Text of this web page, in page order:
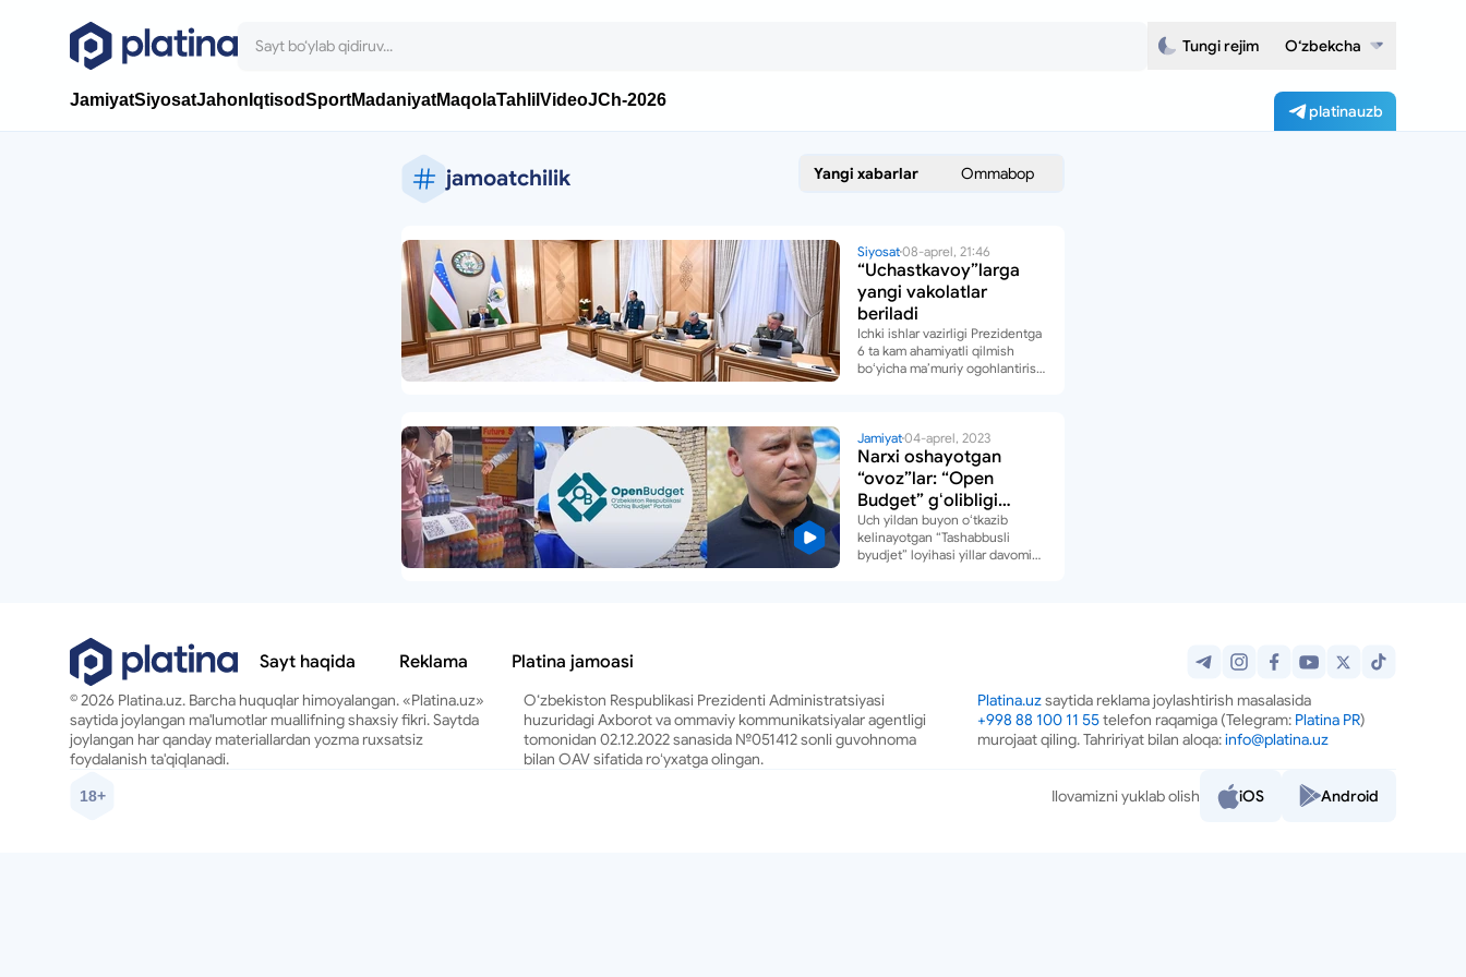
Tungi rejim O‘zbekcha
JamiyatSiyosatJahon IqtisodSportMadaniyatMaqolaTahlil VideoJCh-2026
platinauzb
jamoatchilik Yangi xabarlar Ommabop
Siyosat08-aprel, 21:46
“Uchastkavoy”larga
yangi vakolatlar
beriladi
Ichki ishlar vazirligi Prezidentga
6 ta kam ahamiyatli qilmish
boʻyicha maʼmuriy ogohlantirish
Jamiyat04-aprel, 2023
Narxi oshayotgan
“ovoz”lar: “Open
Budget” gʻolibligi
uchun “kimoʻzar”
haqida
Uch yildan buyon oʻtkazib
kelinayotgan “Tashabbusli
byudjet” loyihasi yillar davomida
takliflar koʻp, gʻoliblikka
daʼvogarlar ham. Bu esa oʻz-
oʻzidan raqobatni yuzaga
keltirmoqda. Narxi oshayotgan
Sayt haqida Reklama Platina jamoasi
© 2026 Platina.uz. Barcha huquqlar himoyalangan. «Platina.uz»
saytida joylangan ma'lumotlar muallifning shaxsiy fikri. Saytda
joylangan har qanday materiallardan yozma ruxsatsiz
foydalanish ta'qiqlanadi.
O‘zbekiston Respublikasi Prezidenti Administratsiyasi
huzuridagi Axborot va ommaviy kommunikatsiyalar agentligi
tomonidan 02.12.2022 sanasida №051412 sonli guvohnoma
bilan OAV sifatida roʻyxatga olingan.
Platina.uzsaytida reklama joylashtirish masalasida
+998 88 100 11 55telefon raqamiga (Telegram: Platina PR)
murojaat qiling. Tahririyat bilan aloqa:info@platina.uz
18+ Ilovamizni yuklab olish iOS Android